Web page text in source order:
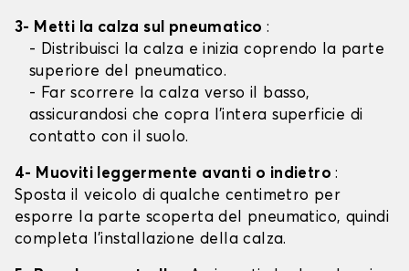
3- Metti la calza sul pneumatico:
- Distribuisci la calza e inizia coprendo la parte
superiore del pneumatico.
- Far scorrere la calza verso il basso,
assicurandosi che copra l'intera superficie di
contatto con il suolo.
4- Muoviti leggermente avanti o indietro:
Sposta il veicolo di qualche centimetro per
esporre la parte scoperta del pneumatico, quindi
completa l'installazione della calza.